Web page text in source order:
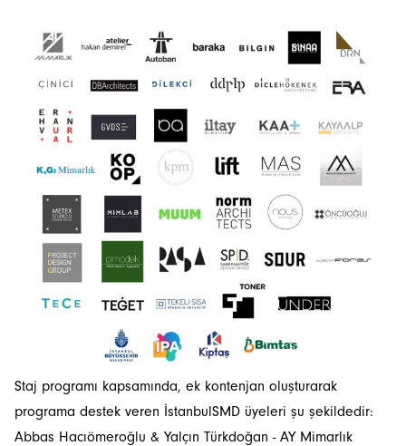
Staj programı kapsamında, ek kontenjan oluşturarak
programa destek veren İstanbulSMD üyeleri şu şekildedir:
Abbas Hacıömeroğlu & Yalçın Türkdoğan - AY Mimarlık